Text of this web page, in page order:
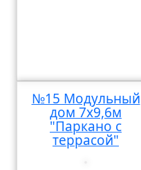
№15 Модульный
дом 7х9,6м
"Паркано с
террасой"